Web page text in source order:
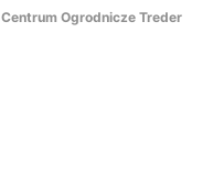
Centrum Ogrodnicze Treder